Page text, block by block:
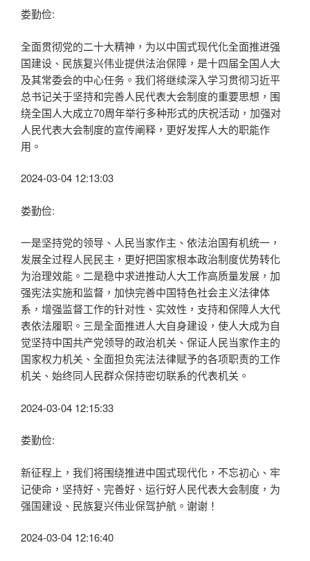
娄勤俭:
全面贯彻党的二十大精神，为以中国式现代化全面推进强
国建设、民族复兴伟业提供法治保障，是十四届全国人大
及其常委会的中心任务。我们将继续深入学习贯彻习近平
总书记关于坚持和完善人民代表大会制度的重要思想，围
绕全国人大成立70周年举行多种形式的庆祝活动，加强对
人民代表大会制度的宣传阐释，更好发挥人大的职能作
用。
2024-03-04 12:13:03
娄勤俭:
一是坚持党的领导、人民当家作主、依法治国有机统一，
发展全过程人民民主，更好把国家根本政治制度优势转化
为治理效能。二是稳中求进推动人大工作高质量发展，加
强宪法实施和监督，加快完善中国特色社会主义法律体
系，增强监督工作的针对性、实效性，支持和保障人大代
表依法履职。三是全面推进人大自身建设，使人大成为自
觉坚持中国共产党领导的政治机关、保证人民当家作主的
国家权力机关、全面担负宪法法律赋予的各项职责的工作
机关、始终同人民群众保持密切联系的代表机关。
2024-03-04 12:15:33
娄勤俭:
新征程上，我们将围绕推进中国式现代化，不忘初心、牢
记使命，坚持好、完善好、运行好人民代表大会制度，为
强国建设、民族复兴伟业保驾护航。谢谢！
2024-03-04 12:16:40